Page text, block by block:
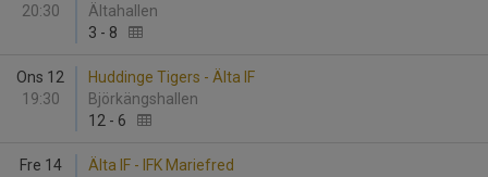
20:30
Ältahallen
3 - 8
Ons 12
19:30
Huddinge Tigers - Älta IF
Björkängshallen
12 - 6
Fre 14
Älta IF - IFK Mariefred